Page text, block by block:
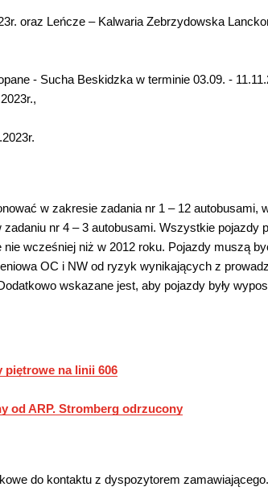
oraz Leńcze – Kalwaria Zebrzydowska
- Sucha Beskidzka w terminie 03.09. -
w zakresie zadania nr 1 – 12 autobusami,
nr 4 – 3 autobusami. Wszystkie pojazdy
wcześniej niż w 2012 roku. Pojazdy muszą
OC i NW od ryzyk wynikających z
wskazane jest, aby pojazdy były
piętrowe na linii 606
od ARP. Stromberg odrzucony
do kontaktu z dyspozytorem